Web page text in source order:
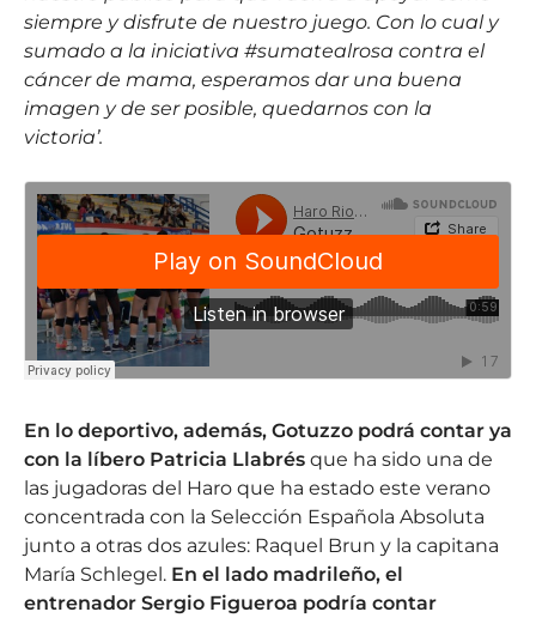
siempre y disfrute de nuestro juego. Con lo cual y
sumado a la iniciativa #sumatealrosa contra el
cáncer de mama, esperamos dar una buena
imagen y de ser posible, quedarnos con la
victoria’.
En lo deportivo, además, Gotuzzo podrá contar ya
con la líbero Patricia Llabrés que ha sido una de
las jugadoras del Haro que ha estado este verano
concentrada con la Selección Española Absoluta
junto a otras dos azules: Raquel Brun y la capitana
María Schlegel. En el lado madrileño, el
entrenador Sergio Figueroa podría contar